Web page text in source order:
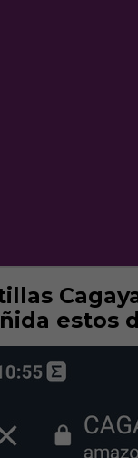
estos